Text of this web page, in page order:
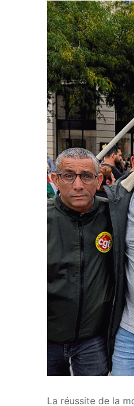
La réussite de la